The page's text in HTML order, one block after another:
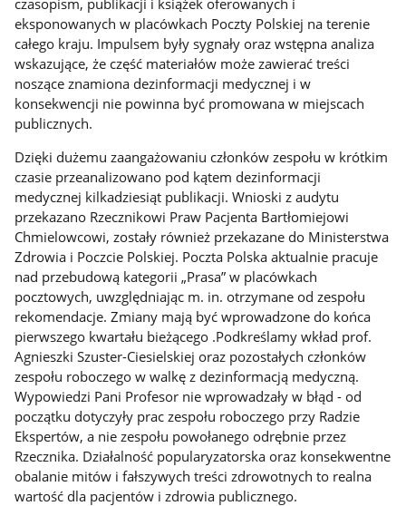
czasopism, publikacji i książek oferowanych i
eksponowanych w placówkach Poczty Polskiej na terenie
całego kraju. Impulsem były sygnały oraz wstępna analiza
wskazujące, że część materiałów może zawierać treści
noszące znamiona dezinformacji medycznej i w
konsekwencji nie powinna być promowana w miejscach
publicznych.
Dzięki dużemu zaangażowaniu członków zespołu w krótkim
czasie przeanalizowano pod kątem dezinformacji
medycznej kilkadziesiąt publikacji. Wnioski z audytu
przekazano Rzecznikowi Praw Pacjenta Bartłomiejowi
Chmielowcowi, zostały również przekazane do Ministerstwa
Zdrowia i Poczcie Polskiej. Poczta Polska aktualnie pracuje
nad przebudową kategorii „Prasa” w placówkach
pocztowych, uwzględniając m. in. otrzymane od zespołu
rekomendacje. Zmiany mają być wprowadzone do końca
pierwszego kwartału bieżącego .Podkreślamy wkład prof.
Agnieszki Szuster-Ciesielskiej oraz pozostałych członków
zespołu roboczego w walkę z dezinformacją medyczną.
Wypowiedzi Pani Profesor nie wprowadzały w błąd - od
początku dotyczyły prac zespołu roboczego przy Radzie
Ekspertów, a nie zespołu powołanego odrębnie przez
Rzecznika. Działalność popularyzatorska oraz konsekwentne
obalanie mitów i fałszywych treści zdrowotnych to realna
wartość dla pacjentów i zdrowia publicznego.